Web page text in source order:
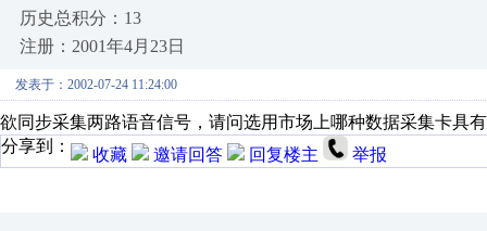
历史总积分：13
注册：2001年4月23日
发表于：2002-07-24 11:24:00
欲同步采集两路语音信号，请问选用市场上哪种数据采集卡具
分享到：
收藏 邀请回答 回复楼主 举报